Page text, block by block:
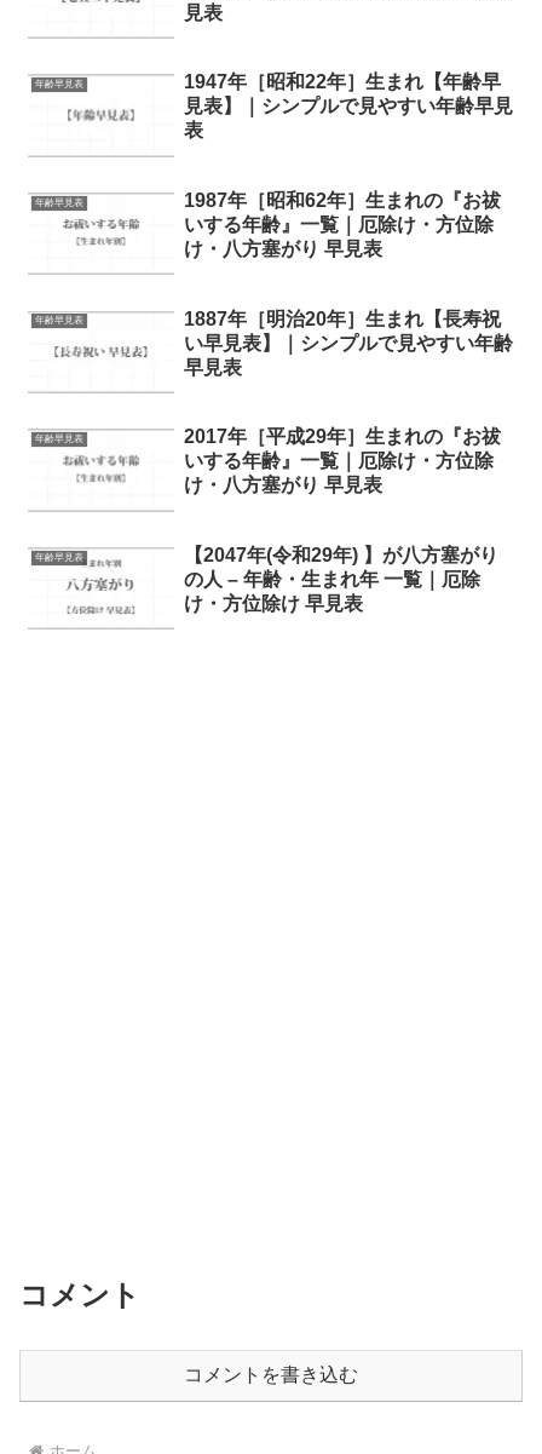
見表
年齢早見表
1947年［昭和22年］生まれ【年齢早
見表】｜シンプルで見やすい年齢早見
表
年齢早見表
1987年［昭和62年］生まれの『お祓
いする年齢』一覧｜厄除け・方位除
け・八方塞がり 早見表
年齢早見表
1887年［明治20年］生まれ【長寿祝
い早見表】｜シンプルで見やすい年齢
早見表
年齢早見表
2017年［平成29年］生まれの『お祓
いする年齢』一覧｜厄除け・方位除
け・八方塞がり 早見表
年齢早見表
【2047年(令和29年) 】が八方塞がり
の人 – 年齢・生まれ年 一覧｜厄除
け・方位除け 早見表
コメント
コメントを書き込む